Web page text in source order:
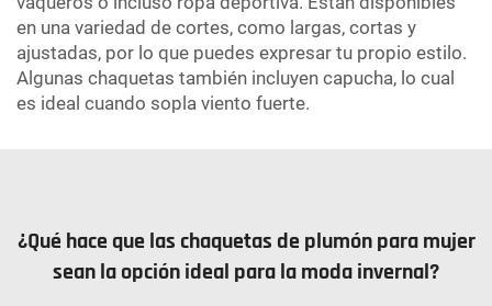
en una variedad de cortes, como largas, cortas y
ajustadas, por lo que puedes expresar tu propio estilo.
Algunas chaquetas también incluyen capucha, lo cual
es ideal cuando sopla viento fuerte.
¿Qué hace que las chaquetas de plumón para mujer
sean la opción ideal para la moda invernal?